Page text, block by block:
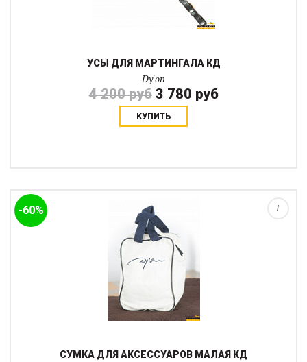
УСЫ ДЛЯ МАРТИНГАЛА КД
Dy'on
4 200 руб 3 780 руб
КУПИТЬ
-60%
СУМКА ДЛЯ АКСЕССУАРОВ МАЛАЯ КД
i